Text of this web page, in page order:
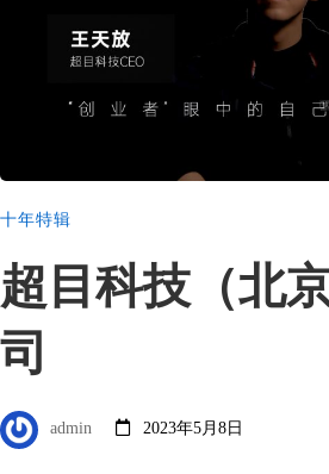
十年特辑
超目科技（北
司
admin 2023年5月8日